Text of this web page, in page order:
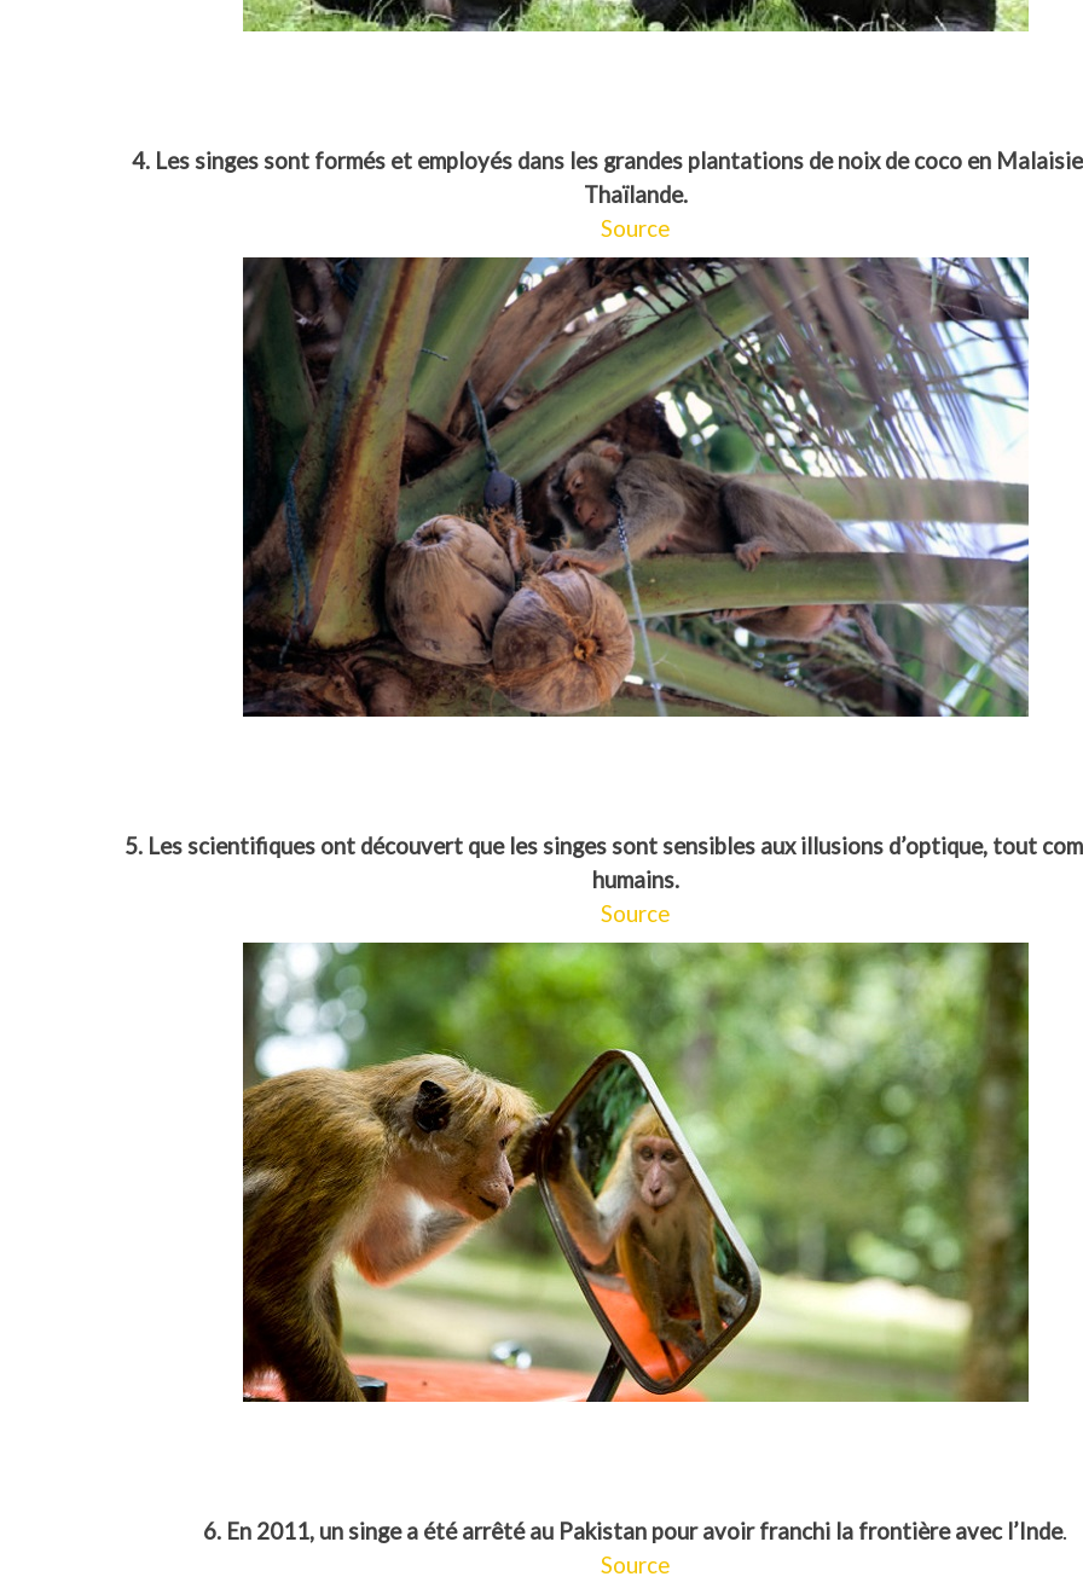
4. Les singes sont formés et employés dans les grandes plantations de noix de coco en
Thaïlande.
Source
5. Les scientifiques ont découvert que les singes sont sensibles aux illusions d’optique, tout
humains.
Source
6. En 2011, un singe a été arrêté au Pakistan pour avoir franchi la frontière avec l’Inde.
Source